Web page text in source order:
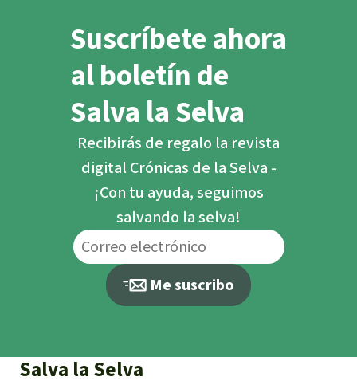
Suscríbete ahora
al boletín de
Salva la Selva
Recibirás de regalo la revista
digital Crónicas de la Selva -
¡Con tu ayuda, seguimos
salvando la selva!
Me suscribo
Salva la Selva